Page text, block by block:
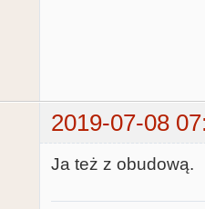
2019-07-08
Ja też z obudową.